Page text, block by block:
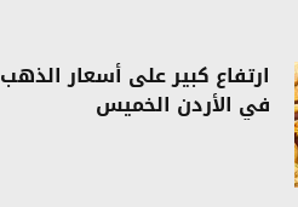
ارتفاع كبير على أسعار الذهب
في الأردن الخميس